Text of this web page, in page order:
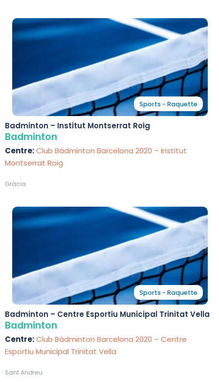
Sports - Raquette
Badminton – Institut Montserrat Roig
Badminton
Centre:Club Bàdminton Barcelona 2020 – Institut
Montserrat Roig
Gràcia
Sports - Raquette
Badminton – Centre Esportiu Municipal Trinitat Vella
Badminton
Centre:Club Bàdminton Barcelona 2020 – Centre
Esportiu Municipal Trinitat Vella
Sant Andreu